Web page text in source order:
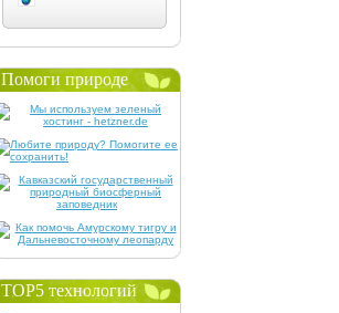
Помоги природе
TOP5 технологий